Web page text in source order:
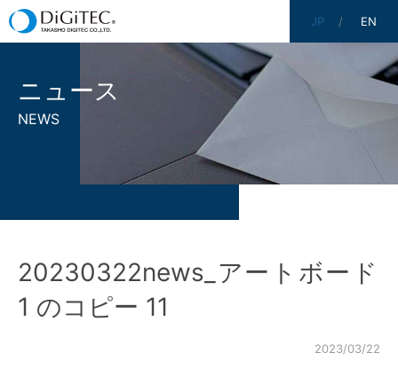
JP EN
ニュース
NEWS
20230322news_アートボード
1 のコピー 11
2023/03/22